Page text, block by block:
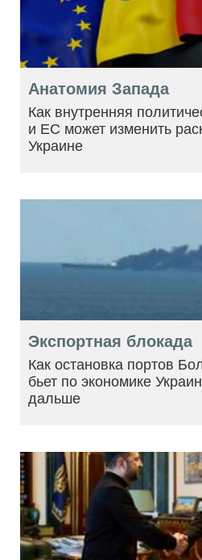
Анатомия Запада
Как внутренняя
и ЕС может изменить
Украине
Экспортная блокада
Как остановка портов
бьет по экономике
дальше